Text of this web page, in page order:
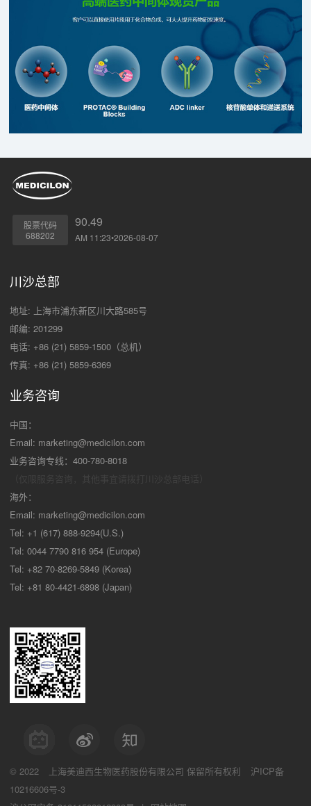
股票代码
688202
90.49
AM 11:23•2026-08-07
川沙总部
地址: 上海市浦东新区川大路585号
邮编: 201299
电话: +86 (21) 5859-1500（总机）
传真: +86 (21) 5859-6369
业务咨询
中国：
Email: marketing@medicilon.com
业务咨询专线：400-780-8018
海外：
Email: marketing@medicilon.com
Tel: +1 (617) 888-9294(U.S.)
Tel: 0044 7790 816 954 (Europe)
Tel: +82 70-8269-5849 (Korea)
Tel: +81 80-4421-6898 (Japan)
© 2022 上海美迪西生物医药股份有限公司 保留所有权利
沪ICP备
10216606号-3